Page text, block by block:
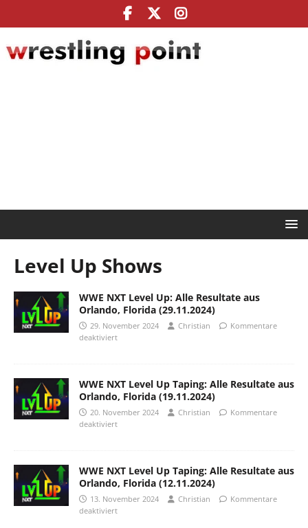
Level Up Shows
WWE NXT Level Up: Alle Resultate aus
Orlando, Florida (29.11.2024)
29. November 2024 Christian
Kommentare
deaktiviert
WWE NXT Level Up Taping: Alle Resultate aus
Orlando, Florida (19.11.2024)
20. November 2024 Christian
Kommentare
deaktiviert
WWE NXT Level Up Taping: Alle Resultate aus
Orlando, Florida (12.11.2024)
13. November 2024 Christian
Kommentare
deaktiviert